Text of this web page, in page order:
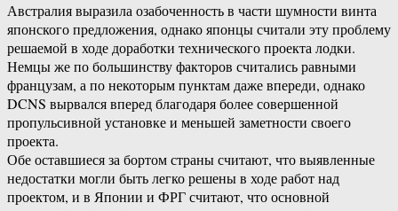
Австралия выразила озабоченность в части шумности винта
японского предложения, однако японцы считали эту проблему
решаемой в ходе доработки технического проекта лодки.
Немцы же по большинству факторов считались равными
французам, а по некоторым пунктам даже впереди, однако
DCNS вырвался вперед благодаря более совершенной
пропульсивной установке и меньшей заметности своего
проекта.
Обе оставшиеся за бортом страны считают, что выявленные
недостатки могли быть легко решены в ходе работ над
проектом, и в Японии и ФРГ считают, что основной